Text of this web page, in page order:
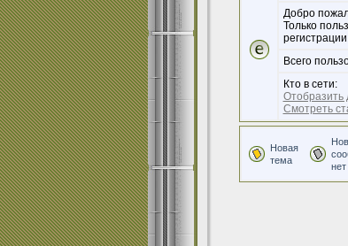
Добро
Только
Всего
Кто в сети:
Отобразить
Смотреть
Новая
тема
нет